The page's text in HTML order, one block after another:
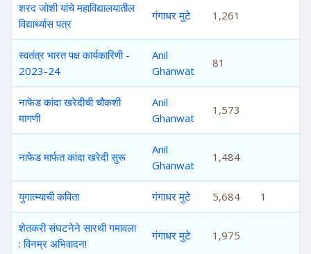
शरद जोशी यांचे महाविद्यालयातील
विद्यार्थ्यास पत्र
गंगाधर मुटे 1,261
स्वतंत्र भारत पक्ष कार्यकारिणी -
2023-24
Anil
Ghanwat
81
नाफेड कांदा खरेदीची चौकशी
मागणी
Anil
Ghanwat
1,573
नाफेड मार्फत कांदा खरेदी सुरू
Anil
Ghanwat
1,484
युगात्म्याची कविता गंगाधर मुटे 5,684 1
शेतकरी संघटनेने सारथी गमावला
: विनम्र अभिवादन!
गंगाधर मुटे 1,975